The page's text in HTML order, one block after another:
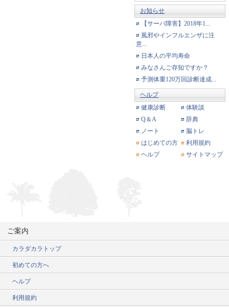
お知らせ
【サーバ障害】2018年1...
風邪やインフルエンザに注
意...
日本人の平均寿命
みなさんご存知ですか？
予測体重120万回診断達成...
ヘルプ
健康診断
体験談
Q＆A
辞典
ノート
脳トレ
はじめての方
利用規約
ヘルプ
サイトマップ
ご案内
カラダカラトップ
初めての方へ
ヘルプ
利用規約